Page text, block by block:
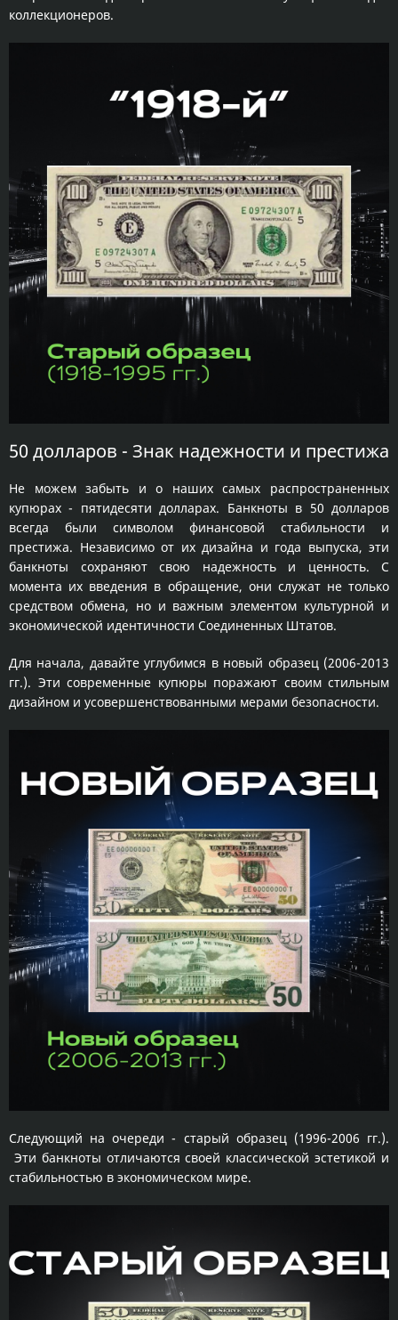
коллекционеров.
50 долларов - Знак надежности и престижа
Не можем забыть и о наших самых распространенных
купюрах - пятидесяти долларах. Банкноты в 50 долларов
всегда были символом финансовой стабильности и
престижа. Независимо от их дизайна и года выпуска, эти
банкноты сохраняют свою надежность и ценность. С
момента их введения в обращение, они служат не только
средством обмена, но и важным элементом культурной и
экономической идентичности Соединенных Штатов.
Для начала, давайте углубимся в новый образец (2006-2013
гг.). Эти современные купюры поражают своим стильным
дизайном и усовершенствованными мерами безопасности.
Следующий на очереди - старый образец (1996-2006 гг.).
Эти банкноты отличаются своей классической эстетикой и
стабильностью в экономическом мире.